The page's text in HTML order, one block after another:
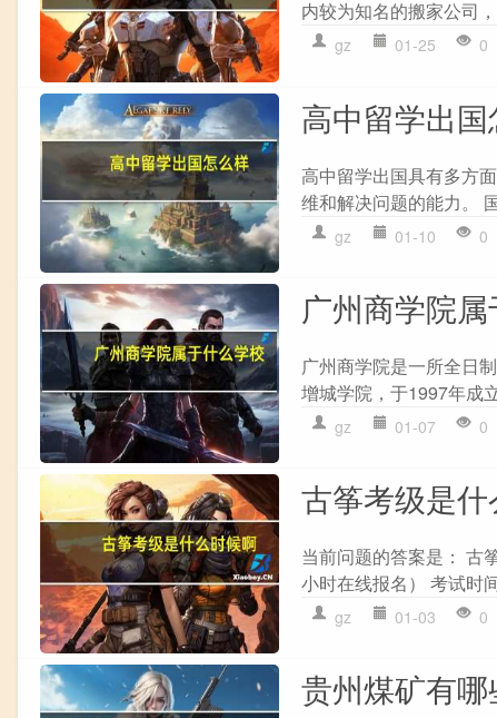
内较为知名的搬家公司
gz 01-25 0
高中留学出
高中留学出国具有多方
维和解决问题的能力。
gz 01-10 0
广州商学院
广州商学院是一所全日
增城学院，于1997年成
gz 01-07 0
古筝考级是
当前问题的答案是： 古
小时在线报名） 考试时
gz 01-03 0
贵州煤矿有哪